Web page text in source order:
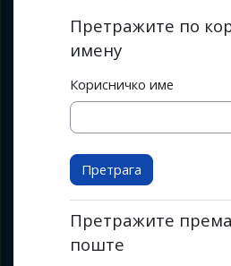
Претражите по
имену
Корисничко име
Претражите
поште